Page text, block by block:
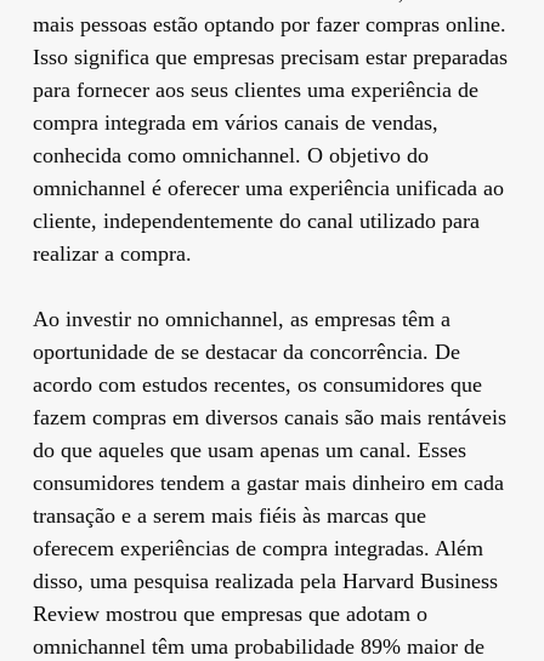
mais pessoas estão optando por fazer compras online.
Isso significa que empresas precisam estar preparadas
para fornecer aos seus clientes uma experiência de
compra integrada em vários canais de vendas,
conhecida como omnichannel. O objetivo do
omnichannel é oferecer uma experiência unificada ao
cliente, independentemente do canal utilizado para
realizar a compra.
Ao investir no omnichannel, as empresas têm a
oportunidade de se destacar da concorrência. De
acordo com estudos recentes, os consumidores que
fazem compras em diversos canais são mais rentáveis
do que aqueles que usam apenas um canal. Esses
consumidores tendem a gastar mais dinheiro em cada
transação e a serem mais fiéis às marcas que
oferecem experiências de compra integradas. Além
disso, uma pesquisa realizada pela Harvard Business
Review mostrou que empresas que adotam o
omnichannel têm uma probabilidade 89% maior de